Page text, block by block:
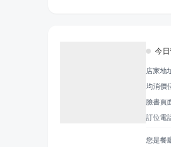
今
店家地
均消價
臉書頁
訂位電
您是餐